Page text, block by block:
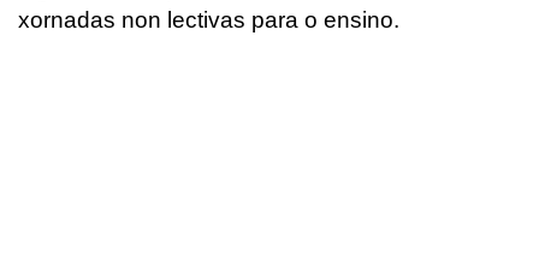
xornadas non lectivas para o ensino.